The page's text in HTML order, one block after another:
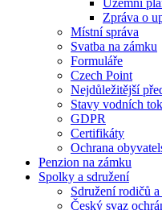
Územní
Zpráva o
Místní správa
Svatba na zámku
Formuláře
Czech Point
Nejdůležitější
Stavy vodních
GDPR
Certifikáty
Ochrana
Penzion na zámku
Spolky a sdružení
Sdružení rodičů
Český svaz